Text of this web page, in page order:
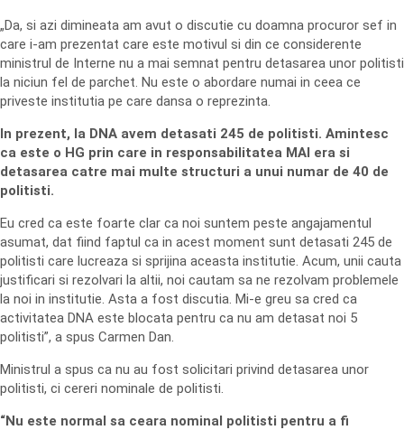
„Da, si azi dimineata am avut o discutie cu doamna procuror sef in
care i-am prezentat care este motivul si din ce considerente
ministrul de Interne nu a mai semnat pentru detasarea unor politisti
la niciun fel de parchet. Nu este o abordare numai in ceea ce
priveste institutia pe care dansa o reprezinta.
In prezent, la DNA avem detasati 245 de politisti. Amintesc
ca este o HG prin care in responsabilitatea MAI era si
detasarea catre mai multe structuri a unui numar de 40 de
politisti.
Eu cred ca este foarte clar ca noi suntem peste angajamentul
asumat, dat fiind faptul ca in acest moment sunt detasati 245 de
politisti care lucreaza si sprijina aceasta institutie. Acum, unii cauta
justificari si rezolvari la altii, noi cautam sa ne rezolvam problemele
la noi in institutie. Asta a fost discutia. Mi-e greu sa cred ca
activitatea DNA este blocata pentru ca nu am detasat noi 5
politisti”, a spus Carmen Dan.
Ministrul a spus ca nu au fost solicitari privind detasarea unor
politisti, ci cereri nominale de politisti.
“Nu este normal sa ceara nominal politisti pentru a fi